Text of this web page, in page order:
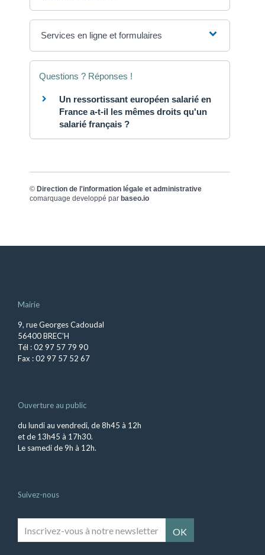
Services en ligne et formulaires
Questions ? Réponses !
Un ressortissant européen salarié en
France a-t-il les mêmes droits qu'un
salarié français ?
© Direction de l'information légale et administrative
comarquage developpé par baseo.io
Mairie
9, rue Georges Cadoudal
56400 BREC’H
Tél : 02 97 57 79 90
Fax : 02 97 57 52 67
Ouverture au public
du lundi au vendredi, de 8h45 à 12h
et de 13h45 à 17h30.
Le samedi de 9h à 12h.
Suivez-nous
vous